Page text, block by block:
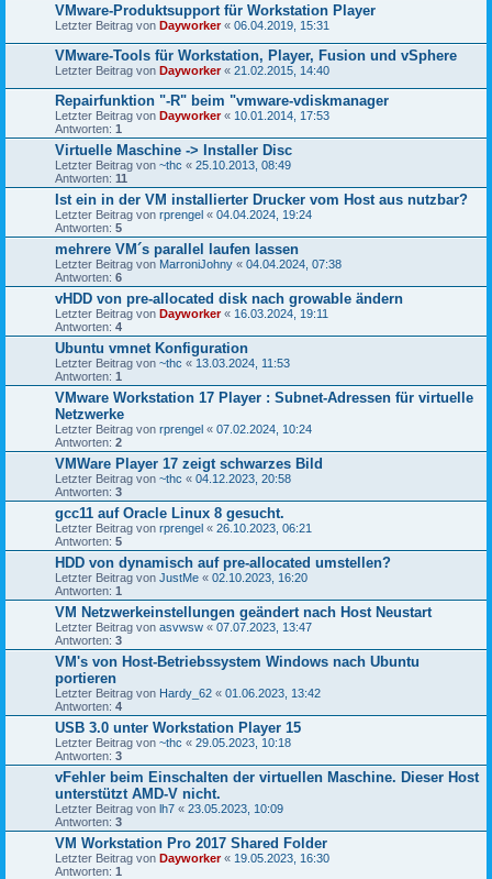
VMware-Produktsupport für Workstation Player
Letzter Beitrag von Dayworker« 06.04.2019, 15:31
VMware-Tools für Workstation, Player, Fusion und vSphere
Letzter Beitrag von Dayworker« 21.02.2015, 14:40
Repairfunktion "-R" beim "vmware-vdiskmanager
Letzter Beitrag von Dayworker« 10.01.2014, 17:53
Antworten: 1
Virtuelle Maschine -> Installer Disc
Letzter Beitrag von ~thc « 25.10.2013, 08:49
Antworten: 11
Ist ein in der VM installierter Drucker vom Host aus nutzbar?
Letzter Beitrag von rprengel « 04.04.2024, 19:24
Antworten: 5
mehrere VM´s parallel laufen lassen
Letzter Beitrag von MarroniJohny « 04.04.2024, 07:38
Antworten: 6
vHDD von pre-allocated disk nach growable ändern
Letzter Beitrag von Dayworker« 16.03.2024, 19:11
Antworten: 4
Ubuntu vmnet Konfiguration
Letzter Beitrag von ~thc « 13.03.2024, 11:53
Antworten: 1
VMware Workstation 17 Player : Subnet-Adressen für virtuelle
Netzwerke
Letzter Beitrag von rprengel « 07.02.2024, 10:24
Antworten: 2
VMWare Player 17 zeigt schwarzes Bild
Letzter Beitrag von ~thc « 04.12.2023, 20:58
Antworten: 3
gcc11 auf Oracle Linux 8 gesucht.
Letzter Beitrag von rprengel « 26.10.2023, 06:21
Antworten: 5
HDD von dynamisch auf pre-allocated umstellen?
Letzter Beitrag von JustMe « 02.10.2023, 16:20
Antworten: 1
VM Netzwerkeinstellungen geändert nach Host Neustart
Letzter Beitrag von asvwsw « 07.07.2023, 13:47
Antworten: 3
VM's von Host-Betriebssystem Windows nach Ubuntu
portieren
Letzter Beitrag von Hardy_62 « 01.06.2023, 13:42
Antworten: 4
USB 3.0 unter Workstation Player 15
Letzter Beitrag von ~thc « 29.05.2023, 10:18
Antworten: 3
vFehler beim Einschalten der virtuellen Maschine. Dieser Host
unterstützt AMD-V nicht.
Letzter Beitrag von lh7 « 23.05.2023, 10:09
Antworten: 3
VM Workstation Pro 2017 Shared Folder
Letzter Beitrag von Dayworker« 19.05.2023, 16:30
Antworten: 1